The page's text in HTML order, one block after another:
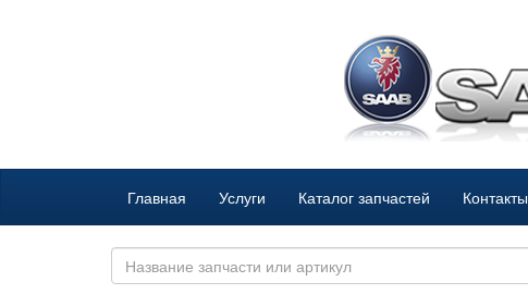
Главная Услуги Каталог запчастей Контакты